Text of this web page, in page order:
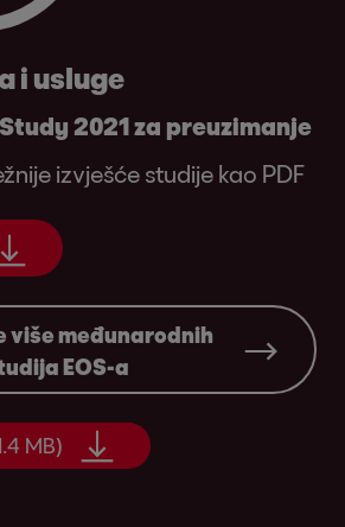
i usluge
2021 za preuzimanje
izvješće studije kao PDF
više međunarodnih
EOS-a
MB)